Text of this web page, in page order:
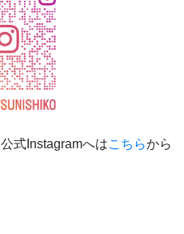
公式Instagramへはこちらから